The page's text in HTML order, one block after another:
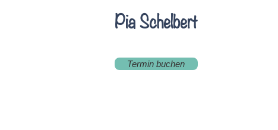
Pia Schelbert
Termin buchen